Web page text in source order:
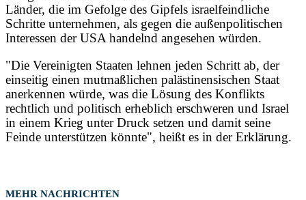
Länder, die im Gefolge des Gipfels israelfeindliche
Schritte unternehmen, als gegen die außenpolitischen
Interessen der USA handelnd angesehen würden.
"Die Vereinigten Staaten lehnen jeden Schritt ab, der
einseitig einen mutmaßlichen palästinensischen Staat
anerkennen würde, was die Lösung des Konflikts
rechtlich und politisch erheblich erschweren und Israel
in einem Krieg unter Druck setzen und damit seine
Feinde unterstützen könnte", heißt es in der Erklärung.
MEHR NACHRICHTEN